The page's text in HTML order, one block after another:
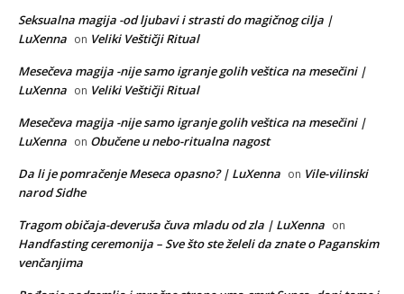
Seksualna magija -od ljubavi i strasti do magičnog cilja |
LuXenna on Veliki Veštičji Ritual
Mesečeva magija -nije samo igranje golih veštica na mesečini |
LuXenna on Veliki Veštičji Ritual
Mesečeva magija -nije samo igranje golih veštica na mesečini |
LuXenna on Obučene u nebo-ritualna nagost
Da li je pomračenje Meseca opasno? | LuXenna on Vile-vilinski
narod Sidhe
Tragom običaja-deveruša čuva mladu od zla | LuXenna on
Handfasting ceremonija – Sve što ste želeli da znate o Paganskim
venčanjima